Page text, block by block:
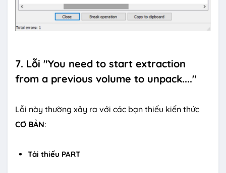
7. Lỗi "You need to start extraction
from a previous volume to unpack...."
Lỗi này thường xảy ra với các bạn thiếu kiến thức
CƠ BẢN:
Tải thiếu PART